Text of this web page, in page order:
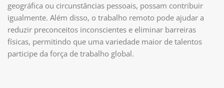
geográfica ou circunstâncias pessoais, possam contribuir
igualmente. Além disso, o trabalho remoto pode ajudar a
reduzir preconceitos inconscientes e eliminar barreiras
físicas, permitindo que uma variedade maior de talentos
participe da força de trabalho global.